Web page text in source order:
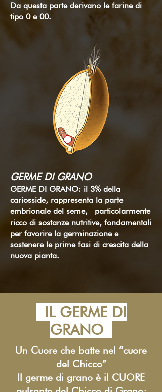
Da questa parte derivano le farine di
tipo 0 e 00.
GERME DI GRANO
GERME DI GRANO: il 3% della
cariosside, rappresenta la parte
embrionale del seme, particolarmente
ricco di sostanze nutritive, fondamentali
per favorire la germinazione e
sostenere le prime fasi di crescita della
nuova pianta.
IL GERME DI
GRANO
Un Cuore che batte nel “cuore
del Chicco”
Il germe di grano è il CUORE